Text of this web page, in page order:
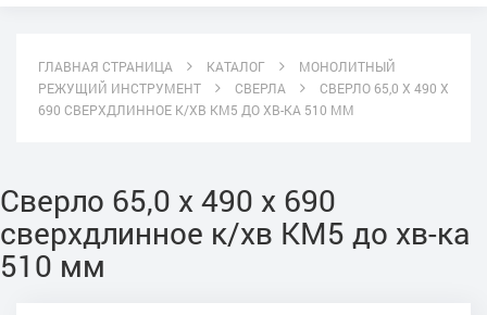
ГЛАВНАЯ СТРАНИЦА КАТАЛОГ
МОНОЛИТНЫЙ
РЕЖУЩИЙ ИНСТРУМЕНТ
СВЕРЛА
СВЕРЛО 65,0 Х 490 Х
690 СВЕРХДЛИННОЕ К/ХВ КМ5 ДО ХВ-КА 510 ММ
Сверло 65,0 х 490 х 690
сверхдлинное к/хв КМ5 до хв-ка
510 мм